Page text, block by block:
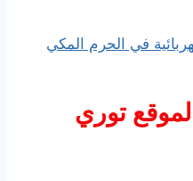
في الحرم المكي
توري